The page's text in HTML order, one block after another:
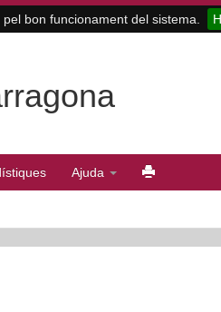
bon funcionament del sistema.
Ajuda